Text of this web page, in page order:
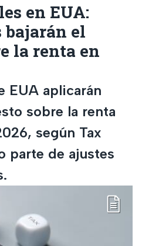
en EUA:
bajarán el
la renta en
EUA aplicarán
sobre la renta
según Tax
parte de ajustes